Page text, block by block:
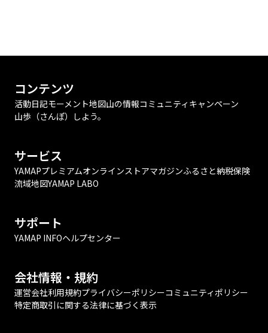
コンテンツ
活動日記モーメント地図山の情報コミュニティ キャンペーン
山歩（さんぽ）しよう。
サービス
YAMAPプレミアムオンラインストアマガジンふるさと納税保険
流域地図YAMAP LABO
サポート
YAMAP INFOヘルプセンター
会社情報・規約
運営会社利用規約プライバシーポリシーコミュニティポリシー
特定商取引に関する法律に基づく表示